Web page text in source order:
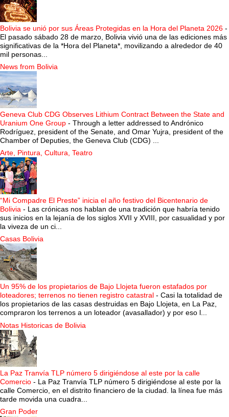
Bolivia se unió por sus Áreas Protegidas en la Hora del Planeta 2026 -
El pasado sábado 28 de marzo, Bolivia vivió una de las ediciones más
significativas de la *Hora del Planeta*, movilizando a alrededor de 40
mil personas...
News from Bolivia
Geneva Club CDG Observes Lithium Contract Between the State and
Uranium One Group - Through a letter addressed to Andrónico
Rodríguez, president of the Senate, and Omar Yujra, president of the
Chamber of Deputies, the Geneva Club (CDG) ...
Arte, Pintura, Cultura, Teatro
“Mi Compadre El Preste” inicia el año festivo del Bicentenario de
Bolivia - Las crónicas nos hablan de una tradición que habría tenido
sus inicios en la lejanía de los siglos XVII y XVIII, por casualidad y por
la viveza de un ci...
Casas Bolivia
Un 95% de los propietarios de Bajo Llojeta fueron estafados por
loteadores; terrenos no tienen registro catastral - Casi la totalidad de
los propietarios de las casas destruidas en Bajo Llojeta, en La Paz,
compraron los terrenos a un loteador (avasallador) y por eso l...
Notas Historicas de Bolivia
La Paz Tranvía TLP número 5 dirigiéndose al este por la calle
Comercio - La Paz Tranvía TLP número 5 dirigiéndose al este por la
calle Comercio, en el distrito financiero de la ciudad. la línea fue más
tarde movida una cuadra...
Gran Poder